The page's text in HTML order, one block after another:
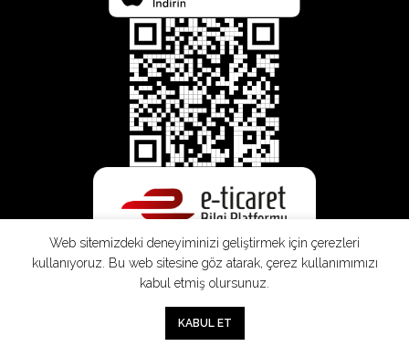
Web sitemizdeki deneyiminizi geliştirmek için çerezleri
kullanıyoruz. Bu web sitesine göz atarak, çerez kullanımımızı
kabul etmiş olursunuz.
KABUL ET
Sepet